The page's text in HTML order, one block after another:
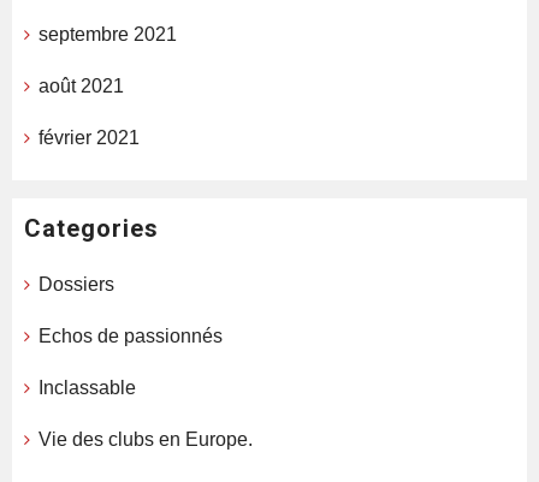
septembre 2021
août 2021
février 2021
Categories
Dossiers
Echos de passionnés
Inclassable
Vie des clubs en Europe.